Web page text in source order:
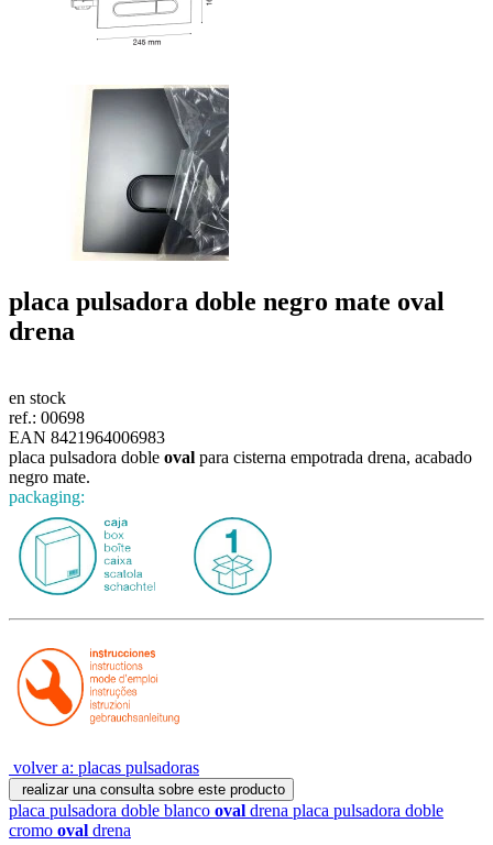
placa pulsadora doble negro mate oval
drena
en stock
ref.: 00698
EAN 8421964006983
placa pulsadora doble oval para cisterna empotrada drena, acabado
negro mate.
packaging:
volver a: placas pulsadoras
realizar una consulta sobre este producto
placa pulsadora doble blanco oval drena placa pulsadora doble
cromo oval drena